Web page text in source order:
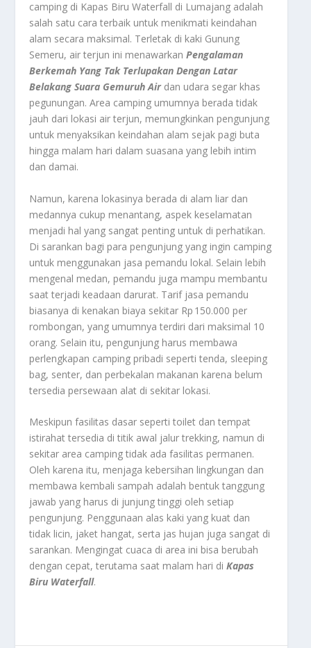
camping di Kapas Biru Waterfall di Lumajang adalah
salah satu cara terbaik untuk menikmati keindahan
alam secara maksimal. Terletak di kaki Gunung
Semeru, air terjun ini menawarkanPengalaman
Berkemah Yang Tak Terlupakan Dengan Latar
Belakang Suara Gemuruh Airdan udara segar khas
pegunungan. Area camping umumnya berada tidak
jauh dari lokasi air terjun, memungkinkan pengunjung
untuk menyaksikan keindahan alam sejak pagi buta
hingga malam hari dalam suasana yang lebih intim
dan damai.
Namun, karena lokasinya berada di alam liar dan
medannya cukup menantang, aspek keselamatan
menjadi hal yang sangat penting untuk di perhatikan.
Di sarankan bagi para pengunjung yang ingin camping
untuk menggunakan jasa pemandu lokal. Selain lebih
mengenal medan, pemandu juga mampu membantu
saat terjadi keadaan darurat. Tarif jasa pemandu
biasanya di kenakan biaya sekitar Rp 150.000 per
rombongan, yang umumnya terdiri dari maksimal 10
orang. Selain itu, pengunjung harus membawa
perlengkapan camping pribadi seperti tenda, sleeping
bag, senter, dan perbekalan makanan karena belum
tersedia persewaan alat di sekitar lokasi.
Meskipun fasilitas dasar seperti toilet dan tempat
istirahat tersedia di titik awal jalur trekking, namun di
sekitar area camping tidak ada fasilitas permanen.
Oleh karena itu, menjaga kebersihan lingkungan dan
membawa kembali sampah adalah bentuk tanggung
jawab yang harus di junjung tinggi oleh setiap
pengunjung. Penggunaan alas kaki yang kuat dan
tidak licin, jaket hangat, serta jas hujan juga sangat di
sarankan. Mengingat cuaca di area ini bisa berubah
dengan cepat, terutama saat malam hari diKapas
Biru Waterfall.